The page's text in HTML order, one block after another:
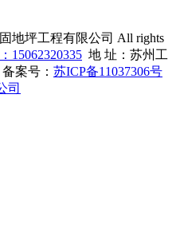
地坪工程有限公司 All rights
15062320335 地 址：苏州工
案号： 苏ICP备11037306号
司